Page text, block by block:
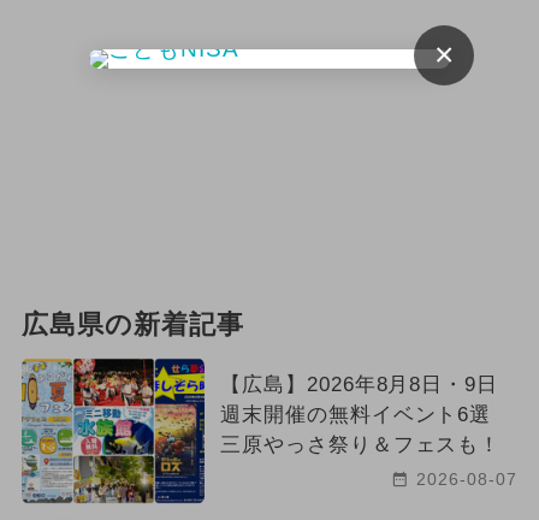
広島県の新着記事
【広島】2026年8月8日・9日
週末開催の無料イベント6選
三原やっさ祭り＆フェスも！
2026-08-07
×